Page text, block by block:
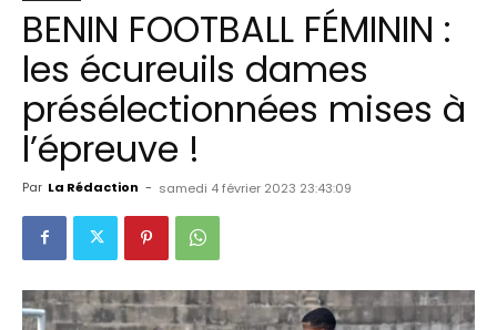
BENIN FOOTBALL FÉMININ :
les écureuils dames
présélectionnées mises à
l’épreuve !
Par La Rédaction - samedi 4 février 2023 23:43:09